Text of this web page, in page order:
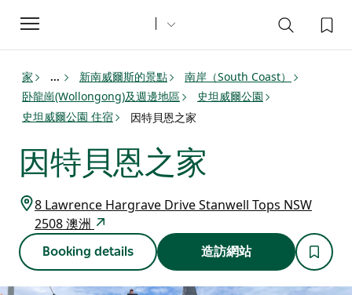
Toggle
navigation
家 ... 新南威爾斯的景點
南岸（South Coast）
卧龍崗(Wollongong)及週邊地區
史坦威爾公園
史坦威爾公園 住宿
因特貝恩之家
因特貝恩之家
8 Lawrence Hargrave Drive Stanwell Tops NSW
2508 澳洲
Booking details 造訪網站